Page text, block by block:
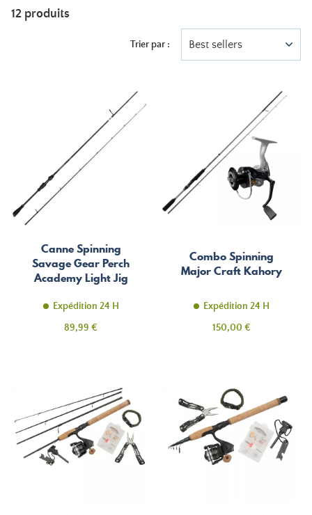
12 produits
Trier par : Best sellers
Canne Spinning
Savage Gear Perch
Academy Light Jig
Expédition 24 H
Prix
89,99 €
Combo Spinning
Major Craft Kahory
Expédition 24 H
Prix
150,00 €